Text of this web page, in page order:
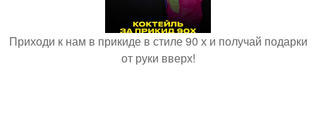
Приходи к нам в прикиде в стиле 90 х и получай подарки
от руки вверх!